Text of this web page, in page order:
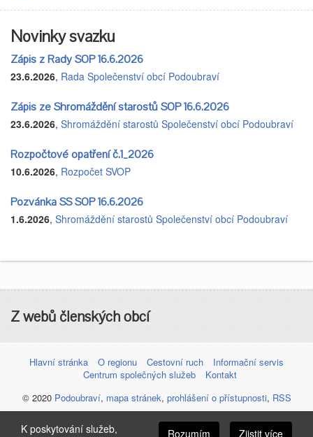
Novinky svazku
Zápis z Rady SOP 16.6.2026
23.6.2026, Rada Společenství obcí Podoubraví
Zápis ze Shromáždění starostů SOP 16.6.2026
23.6.2026, Shromáždění starostů Společenství obcí Podoubraví
Rozpočtové opatření č.1_2026
10.6.2026, Rozpočet SVOP
Pozvánka SS SOP 16.6.2026
1.6.2026, Shromáždění starostů Společenství obcí Podoubraví
Z webů členských obcí
Hlavní stránka O regionu Cestovní ruch
Informační servis
Centrum společných služeb
Kontakt
© 2020 Podoubraví, mapa stránek, prohlášení o přístupnosti, RSS
Zjistit více
Rozumím
K poskytování služeb,